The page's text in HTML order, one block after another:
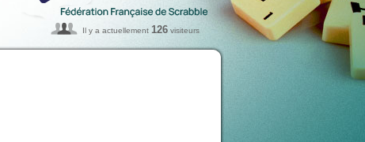
Il y a actuellement 126 visiteurs